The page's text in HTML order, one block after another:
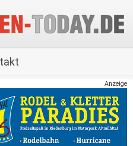
Anzeige